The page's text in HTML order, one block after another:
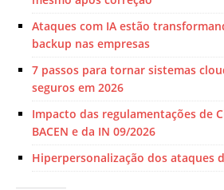
Ataques com IA estão
backup nas empresas
7 passos para tornar sistemas
seguros em 2026
Impacto das regulamentações de
BACEN e da IN 09/2026
Hiperpersonalização dos ataques